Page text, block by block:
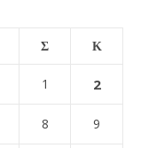
Σ Κ
1 2
8 9